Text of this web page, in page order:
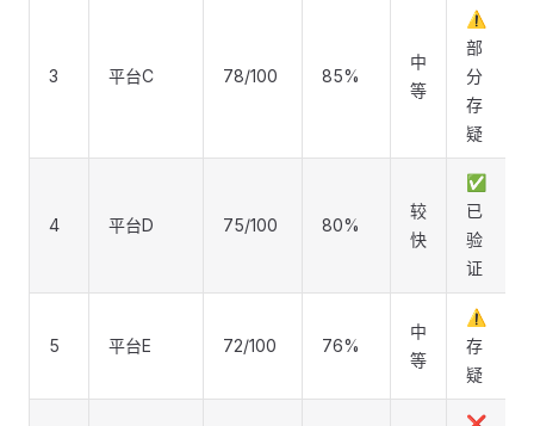
3 平台C 78/100 85%
中
等
⚠️
部
分
存
疑
4 平台D 75/100 80%
较
快
✅
已
验
证
5 平台E 72/100 76%
中
等
⚠️
存
疑